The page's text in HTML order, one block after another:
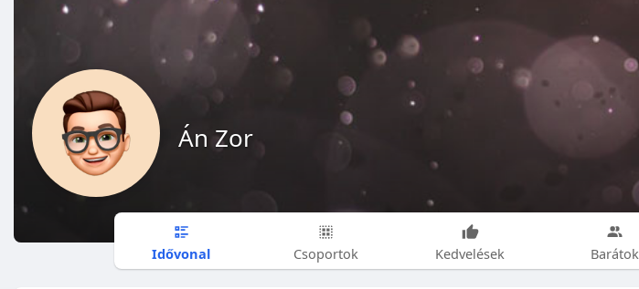
Án Zor
Idővonal Csoportok Kedvelések Barátok